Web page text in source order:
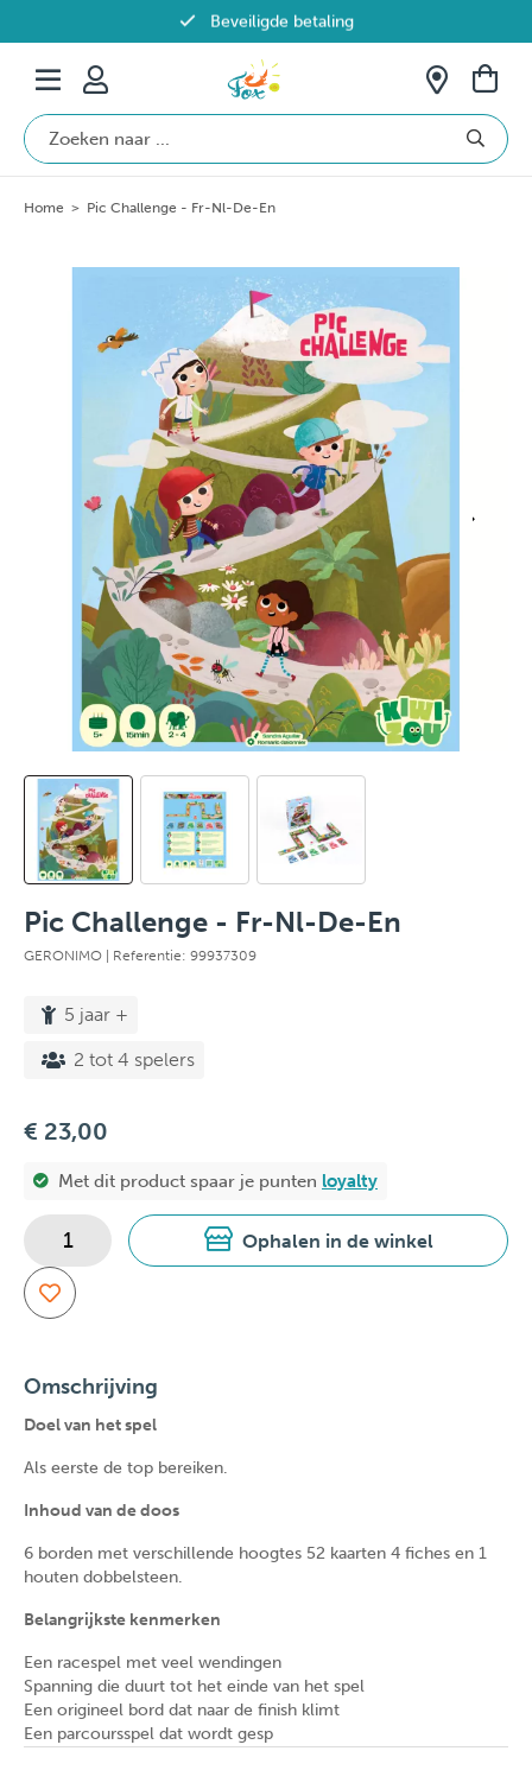
Beveiligde betaling
Gratis verzending vanaf €69 in België
Home > Pic Challenge - Fr-Nl-De-En
Pic Challenge - Fr-Nl-De-En
GERONIMO | Referentie: 99937309
5 jaar +
2 tot 4 spelers
€ 23,00
Met dit product spaar je punten loyalty
Ophalen in de winkel
Omschrijving
Doel van het spel
Als eerste de top bereiken.
Inhoud van de doos
6 borden met verschillende hoogtes 52 kaarten 4 fiches en 1
houten dobbelsteen.
Belangrijkste kenmerken
Een racespel met veel wendingen
Spanning die duurt tot het einde van het spel
Een origineel bord dat naar de finish klimt
Een parcoursspel dat wordt gesp